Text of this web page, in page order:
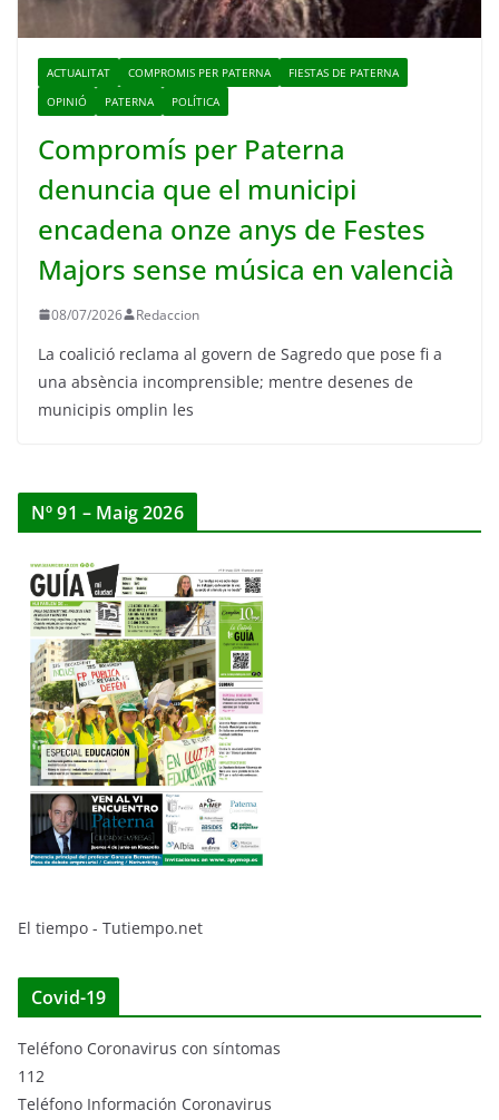
ACTUALITAT COMPROMIS PER PATERNA
FIESTAS DE PATERNA
OPINIÓ
PATERNA POLÍTICA
Compromís per Paterna
denuncia que el municipi
encadena onze anys de Festes
Majors sense música en valencià
08/07/2026 Redaccion
La coalició reclama al govern de Sagredo que pose fi a
una absència incomprensible; mentre desenes de
municipis omplin les
Nº 91 – Maig 2026
El tiempo - Tutiempo.net
Covid-19
Teléfono Coronavirus con síntomas
112
Teléfono Información Coronavirus